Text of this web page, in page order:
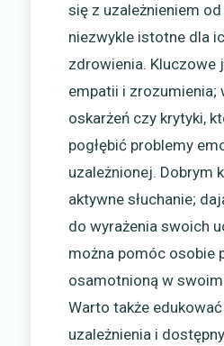
się z uzależnieniem
niezwykle istotne dla
zdrowienia. Kluczowe
empatii i zrozumienia;
oskarżeń czy krytyki,
pogłębić problemy
uzależnionej. Dobrym
aktywne słuchanie;
do wyrażenia swoich
można pomóc osobie
osamotnioną w
Warto także
uzależnienia i